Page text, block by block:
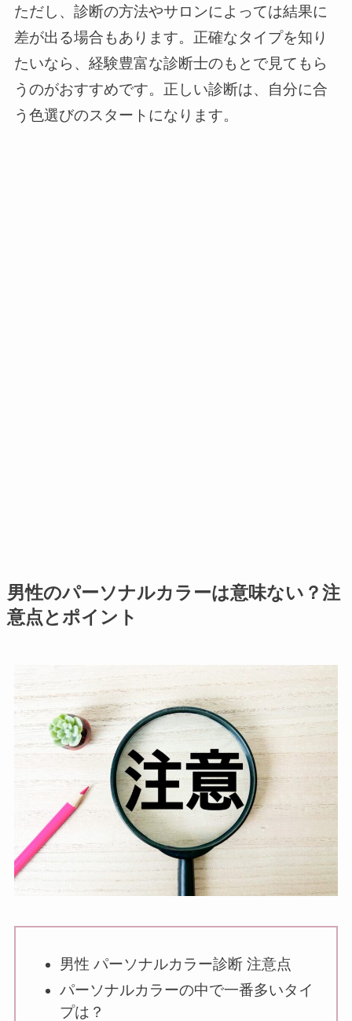
ただし、診断の方法やサロンによっては結果に
差が出る場合もあります。正確なタイプを知り
たいなら、経験豊富な診断士のもとで見てもら
うのがおすすめです。正しい診断は、自分に合
う色選びのスタートになります。
男性のパーソナルカラーは意味ない？注
意点とポイント
男性 パーソナルカラー診断 注意点
パーソナルカラーの中で一番多いタイ
プは？